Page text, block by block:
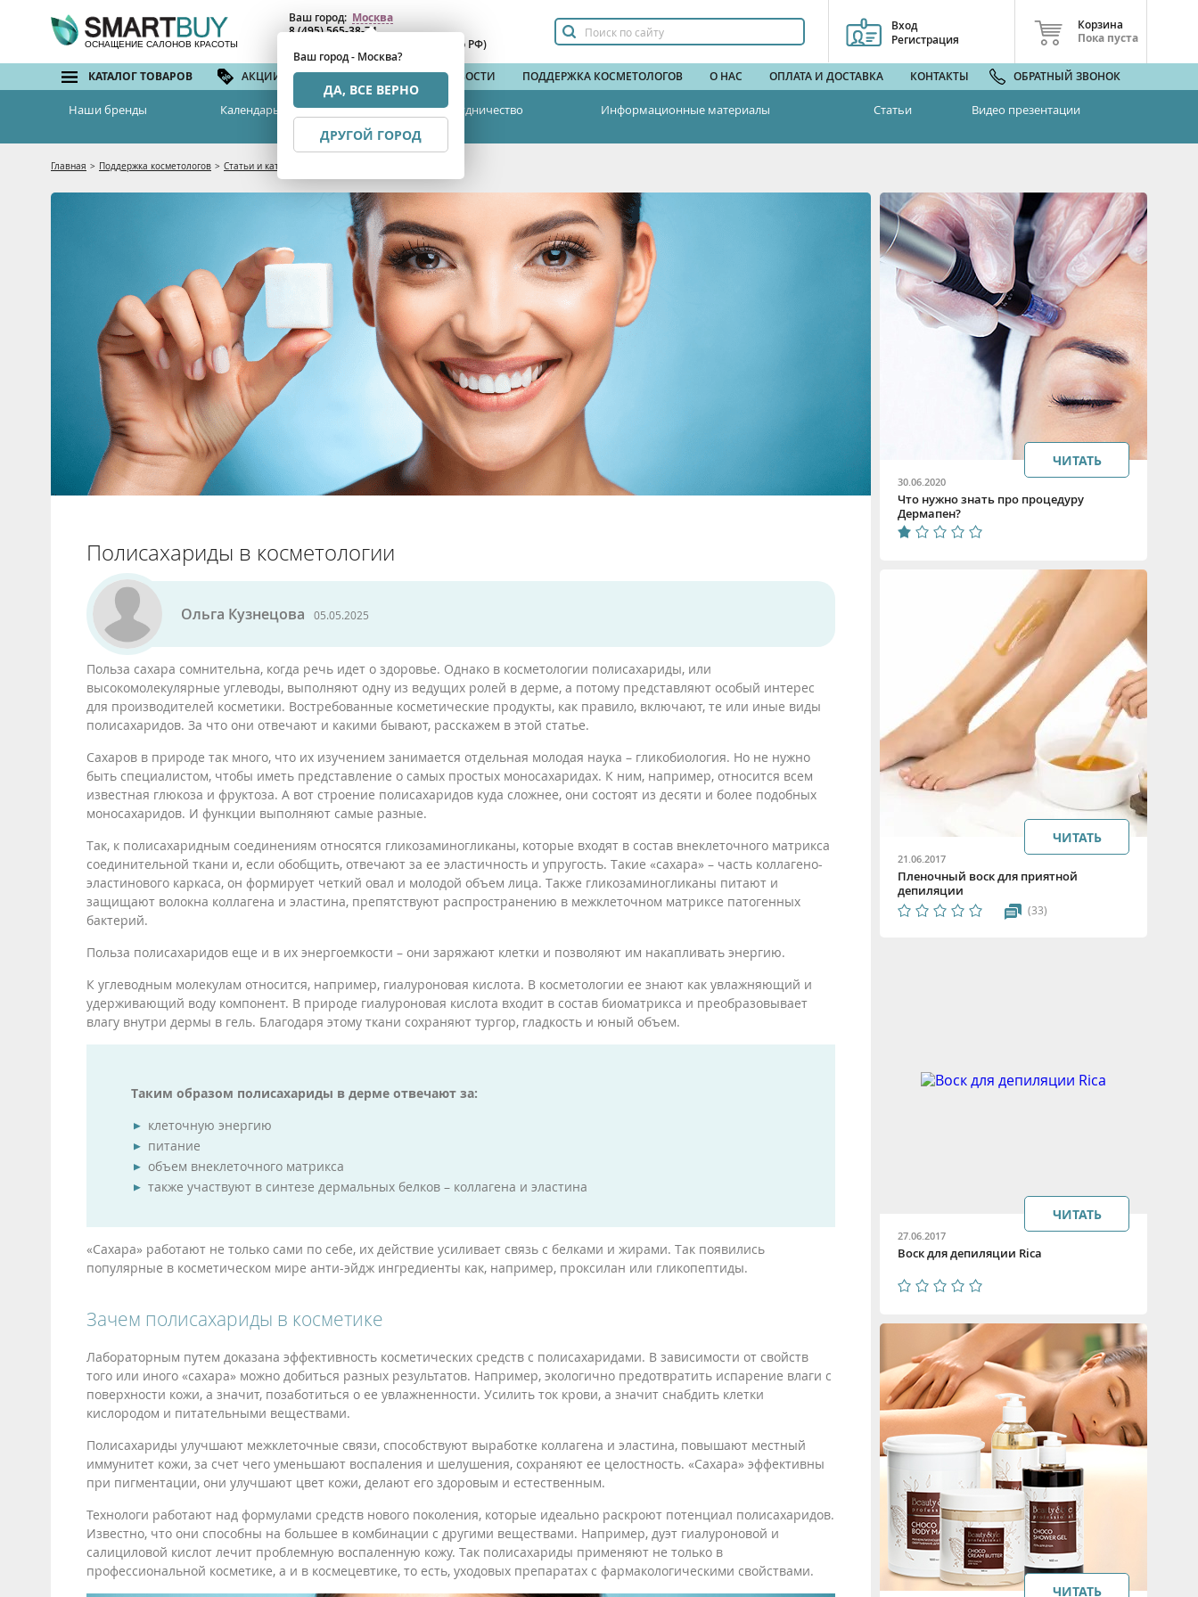
ОСНАЩЕНИЕ САЛОНОВ КРАСОТЫ
Ваш город: Москва
Ваш город - Москва?
ДА, ВСЕ ВЕРНО
ДРУГОЙ ГОРОД
8 (495) 565-38-74
(бесплатный по РФ)
Вход
Регистрация
Корзина
Пока пуста
КАТАЛОГ ТОВАРОВ АКЦИИ И СКИДКИ БРЕНДЫ НОВОСТИ ПОДДЕРЖКА КОСМЕТОЛОГОВ О НАС ОПЛАТА И ДОСТАВКА КОНТАКТЫ ОБРАТНЫЙ ЗВОНОК
Наши бренды Календарь семинаров Сотрудничество Информационные материалы Статьи Видео презентации
Главная > Поддержка косметологов > Статьи и каталоги
Полисахариды в косметологии
Ольга Кузнецова 05.05.2025
Польза сахара сомнительна, когда речь идет о здоровье. Однако в косметологии полисахариды, или
высокомолекулярные углеводы, выполняют одну из ведущих ролей в дерме, а потому представляют особый интерес
для производителей косметики. Востребованные косметические продукты, как правило, включают, те или иные виды
полисахаридов. За что они отвечают и какими бывают, расскажем в этой статье.
Сахаров в природе так много, что их изучением занимается отдельная молодая наука – гликобиология. Но не нужно
быть специалистом, чтобы иметь представление о самых простых моносахаридах. К ним, например, относится всем
известная глюкоза и фруктоза. А вот строение полисахаридов куда сложнее, они состоят из десяти и более подобных
моносахаридов. И функции выполняют самые разные.
Так, к полисахаридным соединениям относятся гликозаминогликаны, которые входят в состав внеклеточного матрикса
соединительной ткани и, если обобщить, отвечают за ее эластичность и упругость. Такие «сахара» – часть коллагено-
эластинового каркаса, он формирует четкий овал и молодой объем лица. Также гликозаминогликаны питают и
защищают волокна коллагена и эластина, препятствуют распространению в межклеточном матриксе патогенных
бактерий.
Польза полисахаридов еще и в их энергоемкости – они заряжают клетки и позволяют им накапливать энергию.
К углеводным молекулам относится, например, гиалуроновая кислота. В косметологии ее знают как увлажняющий и
удерживающий воду компонент. В природе гиалуроновая кислота входит в состав биоматрикса и преобразовывает
влагу внутри дермы в гель. Благодаря этому ткани сохраняют тургор, гладкость и юный объем.
Таким образом полисахариды в дерме отвечают за:
клеточную энергию
питание
объем внеклеточного матрикса
также участвуют в синтезе дермальных белков – коллагена и эластина
«Сахара» работают не только сами по себе, их действие усиливает связь с белками и жирами. Так появились
популярные в косметическом мире анти-эйдж ингредиенты как, например, проксилан или гликопептиды.
Зачем полисахариды в косметике
Лабораторным путем доказана эффективность косметических средств с полисахаридами. В зависимости от свойств
того или иного «сахара» можно добиться разных результатов. Например, экологично предотвратить испарение влаги с
поверхности кожи, а значит, позаботиться о ее увлажненности. Усилить ток крови, а значит снабдить клетки
кислородом и питательными веществами.
Полисахариды улучшают межклеточные связи, способствуют выработке коллагена и эластина, повышают местный
иммунитет кожи, за счет чего уменьшают воспаления и шелушения, сохраняют ее целостность. «Сахара» эффективны
при пигментации, они улучшают цвет кожи, делают его здоровым и естественным.
Технологи работают над формулами средств нового поколения, которые идеально раскроют потенциал полисахаридов.
Известно, что они способны на большее в комбинации с другими веществами. Например, дуэт гиалуроновой и
салициловой кислот лечит проблемную воспаленную кожу. Так полисахариды применяют не только в
профессиональной косметике, а и в космецевтике, то есть, уходовых препаратах с фармакологическими свойствами.
30.06.2020
Что нужно знать про процедуру
Дермапен?
ЧИТАТЬ
21.06.2017
Пленочный воск для приятной
депиляции
(33)
ЧИТАТЬ
27.06.2017
Воск для депиляции Rica
ЧИТАТЬ
ЧИТАТЬ